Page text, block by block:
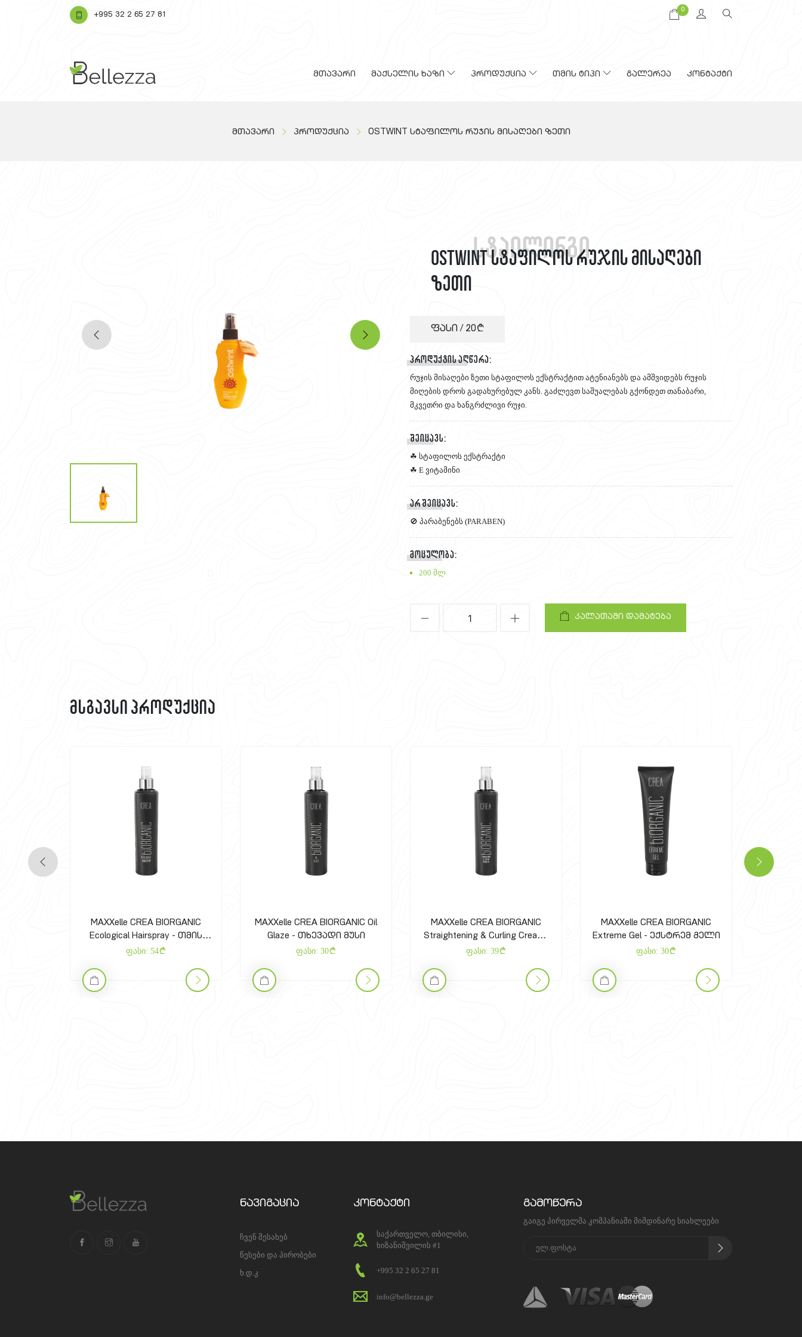
+995 32 2 65 27 81
0
მთავარი მაქსელის ხაზი პროდუქცია თმის ტიპი გალერეა კონტაქტი
მთავარი პროდუქცია OSTWINT სტაფილოს რუჯის მისაღები ზეთი
სტაილინგი
OSTWINT სტაფილოს რუჯის მისაღები
ზეთი
ფასი / 20
პროდუქტის აღწერა:
რუჯის მისაღები ზეთი სტაფილოს ექსტრაქტით ატენიანებს და ამშვიდებს რუჯის
მიღების დროს გადახურებულ კანს. გაძლევთ საშუალებას გქონდეთ თანაბარი,
მკვეთრი და ხანგრძლივი რუჯი.
შეიცავს:
☘ სტაფილოს ექსტრაქტი
☘ E ვიტამინი
არ შეიცავს:
🚫 პარაბენებს (PARABEN)
მოცულობა:
200 მლ
1 კალათაში დამატება
მსგავსი პროდუქცია
MAXXelle CREA BIORGANIC
Ecological Hairspray - თმის
მოცულობის სპრეი
ფასი: 54
MAXXelle CREA BIORGANIC Oil
Glaze - თხევადი მუსი
ფასი: 30
MAXXelle CREA BIORGANIC
Straightening & Curling Cream-
Gel - გამასწორებელი და
ფასი: 39
MAXXelle CREA BIORGANIC
Extreme Gel - ექსტრემ გელი
ფასი: 30
ნავიგაცია
ჩვენ შესახებ
წესები და პირობები
ხ.დ.კ
კონტაქტი
საქართველო, თბილისი,
ხიზანიშვილის #1
+995 32 2 65 27 81
info@bellezza.ge
გამოწერა
გაიგე პირველმა კომპანიაში მიმდინარე სიახლეები